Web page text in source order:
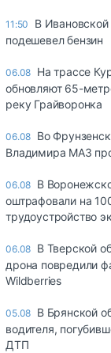
11:50
В
подешевел бензин
06.08 На трассе
обновляют 65-
реку Грайворонка
06.08 Во
Владимира МАЗ
06.08 В
оштрафовали на
трудоустройство
06.08 В Тверской
дрона повредили
Wildberries
05.08 В Брянской
водителя,
ДТП